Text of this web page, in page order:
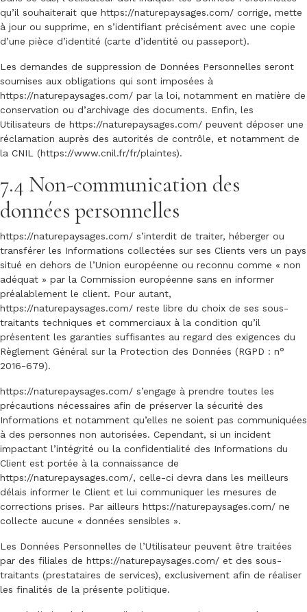
qu’il souhaiterait que https://naturepaysages.com/ corrige, mette
à jour ou supprime, en s’identifiant précisément avec une copie
d’une pièce d’identité (carte d’identité ou passeport).
Les demandes de suppression de Données Personnelles seront
soumises aux obligations qui sont imposées à
https://naturepaysages.com/ par la loi, notamment en matière de
conservation ou d’archivage des documents. Enfin, les
Utilisateurs de https://naturepaysages.com/ peuvent déposer une
réclamation auprès des autorités de contrôle, et notamment de
la CNIL (https://www.cnil.fr/fr/plaintes).
7.4 Non-communication des
données personnelles
https://naturepaysages.com/ s’interdit de traiter, héberger ou
transférer les Informations collectées sur ses Clients vers un pays
situé en dehors de l’Union européenne ou reconnu comme « non
adéquat » par la Commission européenne sans en informer
préalablement le client. Pour autant,
https://naturepaysages.com/ reste libre du choix de ses sous-
traitants techniques et commerciaux à la condition qu’il
présentent les garanties suffisantes au regard des exigences du
Règlement Général sur la Protection des Données (RGPD : n°
2016-679).
https://naturepaysages.com/ s’engage à prendre toutes les
précautions nécessaires afin de préserver la sécurité des
Informations et notamment qu’elles ne soient pas communiquées
à des personnes non autorisées. Cependant, si un incident
impactant l’intégrité ou la confidentialité des Informations du
Client est portée à la connaissance de
https://naturepaysages.com/, celle-ci devra dans les meilleurs
délais informer le Client et lui communiquer les mesures de
corrections prises. Par ailleurs https://naturepaysages.com/ ne
collecte aucune « données sensibles ».
Les Données Personnelles de l’Utilisateur peuvent être traitées
par des filiales de https://naturepaysages.com/ et des sous-
traitants (prestataires de services), exclusivement afin de réaliser
les finalités de la présente politique.